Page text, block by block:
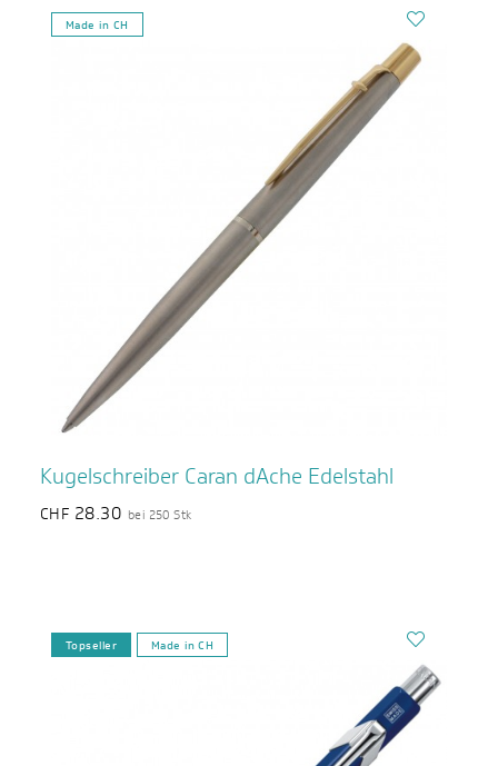
Made in CH
Kugelschreiber Caran dAche Edelstahl
CHF 28.30 bei 250 Stk
Topseller Made in CH